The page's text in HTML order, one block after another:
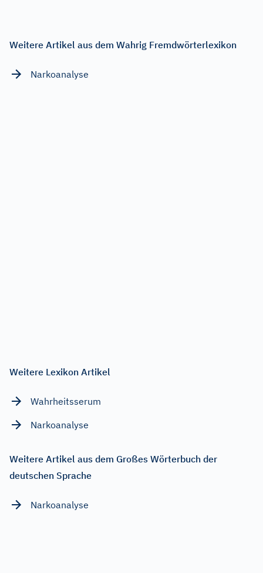
Weitere Artikel aus dem Wahrig Fremdwörterlexikon
Narkoanalyse
Weitere Lexikon Artikel
Wahrheitsserum
Narkoanalyse
Weitere Artikel aus dem Großes Wörterbuch der
deutschen Sprache
Narkoanalyse